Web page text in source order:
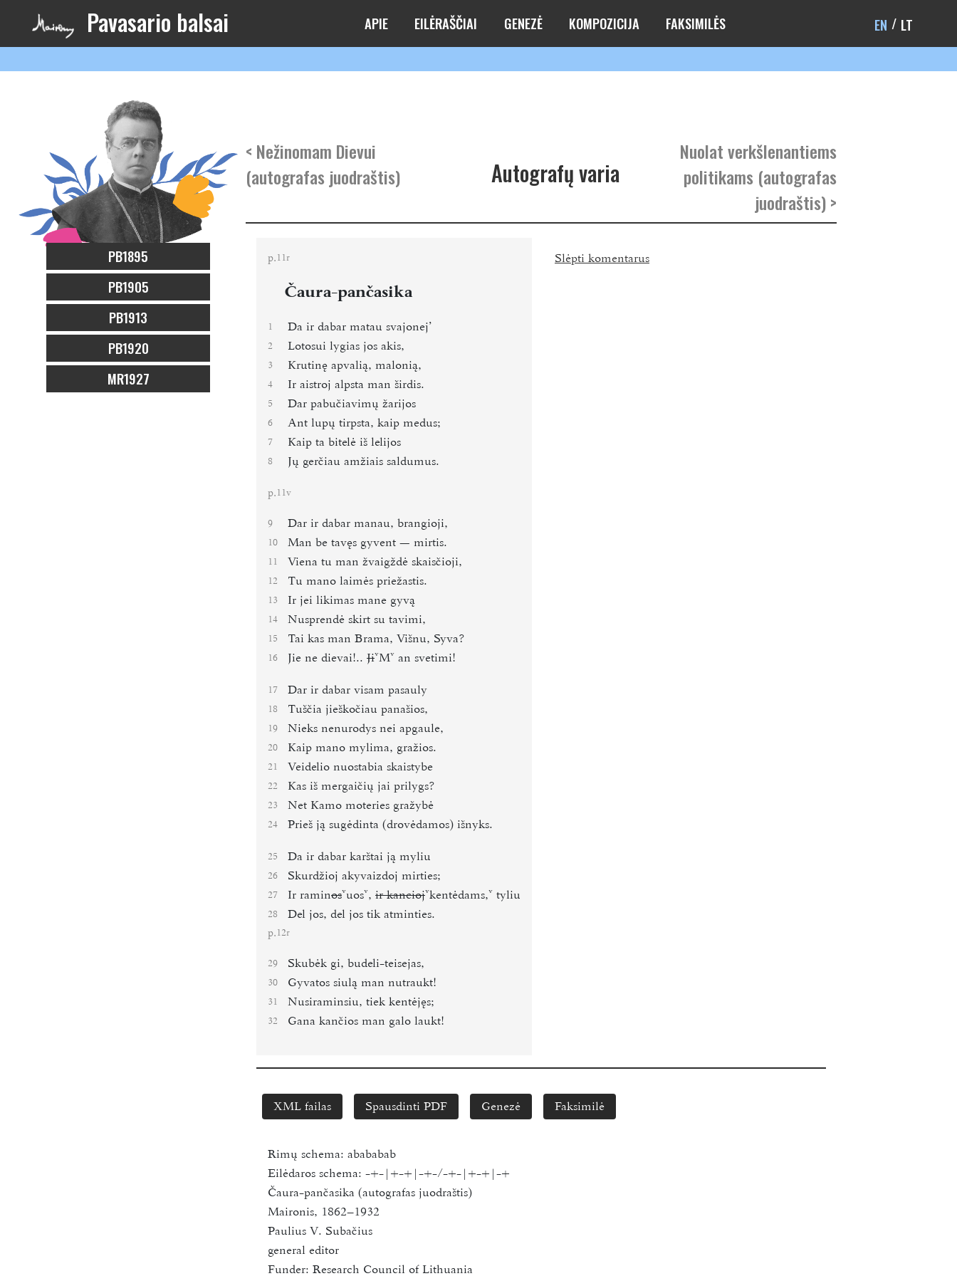
Pavasario balsai APIE EILĖRAŠČIAI GENEZĖ KOMPOZICIJA FAKSIMILĖS EN LT
PB1895
PB1905
PB1913
PB1920
MR1927
< Nežinomam Dievui
(autografas juodraštis)
Autografų varia
Nuolat verkšlenantiems
politikams (autografas
juodraštis) >
p.11r
Čaura-pančasika
1 Da ir dabar matau svajonej’
2 Lotosui lygias jos akis,
3 Krutinę apvalią, malonią,
4 Ir aistroj alpsta man širdis.
5 Dar pabučiavimų žarijos
6 Ant lupų tirpsta, kaip medus;
7 Kaip ta bitelė iš lelijos
8 Jų gerčiau amžiais saldumus.
p.11v
9 Dar ir dabar manau, brangioji,
10 Man be tavęs gyvent — mirtis.
11 Viena tu man žvaigždė skaisčioji,
12 Tu mano laimės priežastis.
13 Ir jei likimas mane gyvą
14 Nusprendė skirt su tavimi,
15 Tai kas man Brama, Višnu, Syva?
16 Jie ne dievai!.. Ji M an svetimi!
17 Dar ir dabar visam pasauly
18 Tuščia jieškočiau panašios,
19 Nieks nenurodys nei apgaule,
20 Kaip mano mylima, gražios.
21 Veidelio nuostabia skaistybe
22 Kas iš mergaičių jai prilygs?
23 Net Kamo moteries gražybė
24 Prieš ją sugėdinta (drovėdamos) išnyks.
25 Da ir dabar karštai ją myliu
26 Skurdžioj akyvaizdoj mirties;
27 Ir raminos uos , ir kancioj kentėdams, tyliu
28 Del jos, del jos tik atminties.
p.12r
29 Skubėk gi, budeli-teisejas,
30 Gyvatos siulą man nutraukt!
31 Nusiraminsiu, tiek kentėjęs;
32 Gana kančios man galo laukt!
Slėpti komentarus
XML failas Spausdinti PDF Genezė Faksimilė
Rimų schema: abababab
Eilėdaros schema: -+-|+-+|-+-/-+-|+-+|-+
Čaura-pančasika (autografas juodraštis)
Maironis, 1862–1932
Paulius V. Subačius
general editor
Funder: Research Council of Lithuania